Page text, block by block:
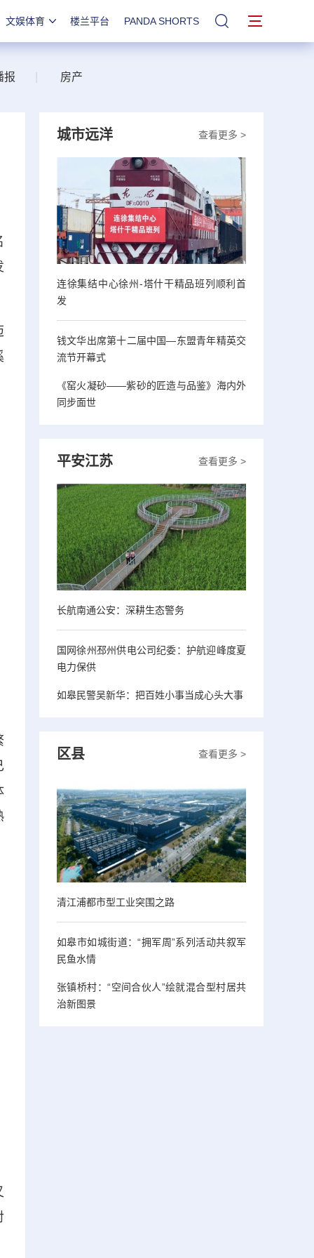
文娱体育 楼兰平台 PANDA SHORTS 站内搜索
报 房产
查看更多 >
城市远洋
连徐集结中心徐州-塔什干精品班列顺利首
发
钱文华出席第十二届中国—东盟青年精英交
流节开幕式
《窑火凝砂——紫砂的匠造与品鉴》海内外
同步面世
查看更多 >
平安江苏
长航南通公安：深耕生态警务
国网徐州邳州供电公司纪委：护航迎峰度夏
电力保供
如皋民警吴新华：把百姓小事当成心头大事
查看更多 >
区县
清江浦都市型工业突围之路
如皋市如城街道：“拥军周”系列活动共叙军
民鱼水情
张镇桥村：“空间合伙人”绘就混合型村居共
治新图景